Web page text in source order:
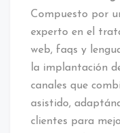
Compuesto por
experto en el
web, faqs y
la implantación
canales que
asistido,
clientes para